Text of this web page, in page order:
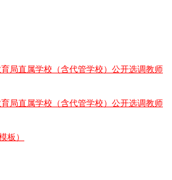
局直属学校（含代管学校）公开选调教师
局直属学校（含代管学校）公开选调教师
板）